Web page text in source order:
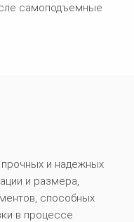
самоподъемные
и надежных
и размера,
способных
в процессе